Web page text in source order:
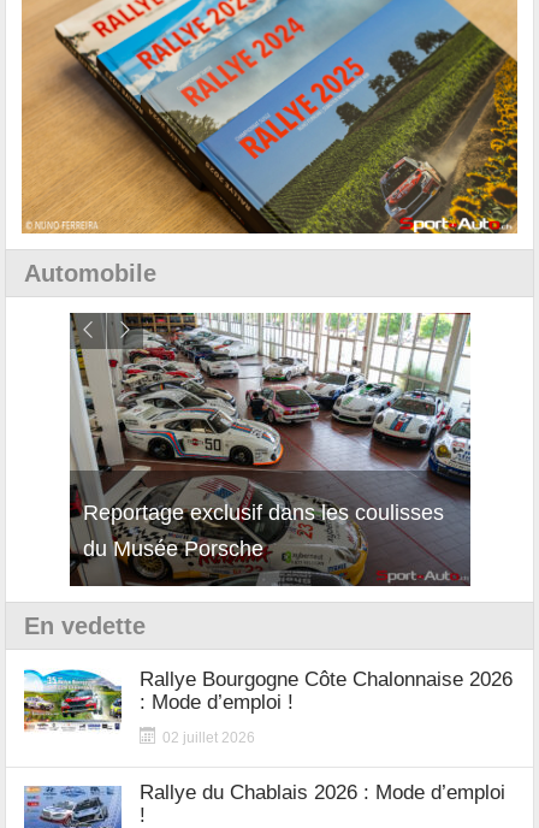
Automobile
Reportage exclusif dans les coulisses
du Musée Porsche
En vedette
Rallye Bourgogne Côte Chalonnaise 2026
: Mode d’emploi !
02 juillet 2026
Rallye du Chablais 2026 : Mode d’emploi
!